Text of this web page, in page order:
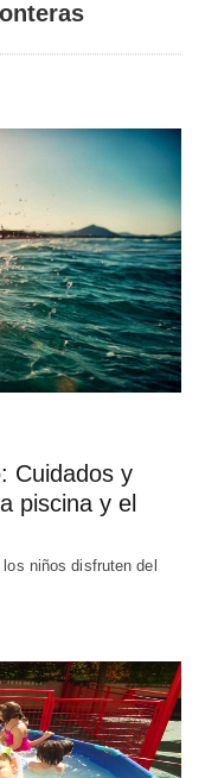
Cuidados y
piscina y el
niños disfruten del